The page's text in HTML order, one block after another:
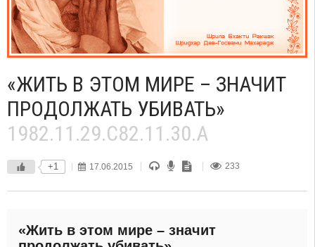
«ЖИТЬ В ЭТОМ МИРЕ – ЗНАЧИТ
ПРОДОЛЖАТЬ УБИВАТЬ»
1982.11.29.C82.11.30.A
+1 17.06.2015 233
«Жить в этом мире – значит